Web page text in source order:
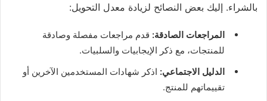
بالشراء. إليك بعض النصائح لزيادة معدل التحويل:
المراجعات الصادقة: قدم مراجعات مفصلة وصادقة
للمنتجات، مع ذكر الإيجابيات والسلبيات.
الدليل الاجتماعي: اذكر شهادات المستخدمين الآخرين أو
تقييماتهم للمنتج.